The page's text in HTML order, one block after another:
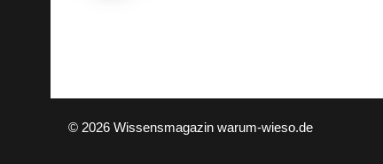
© 2026 Wissensmagazin warum-wieso.de